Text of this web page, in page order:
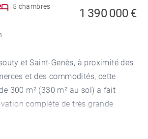
5 chambres
1 390 000 €
et Saint-Genès, à proximité des
et des commodités, cette
300 m² (330 m² au sol) a fait
complète de très grande
haut de gamme. Au